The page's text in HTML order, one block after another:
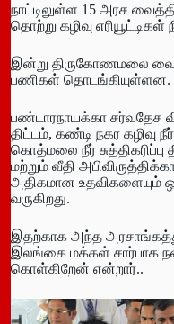
நாட்டிலுள்ள 15 அரச
தொற்று கழிவு எரியூட்டிகள்
இன்று திருகோணமலை
பணிகள் தொடங்கியுள்ளன.
பண்டாரநாயக்கா சர்வதேச
திட்டம், கண்டி நகர கழிவு
கொத்மலை நீர்
மற்றும் வீதி
அதிகமான உதவிகளையும்
வருகிறது.
இதற்காக அந்த
இலங்கை மக்கள் சார்பாக
கொள்கிறேன் என்றார்..